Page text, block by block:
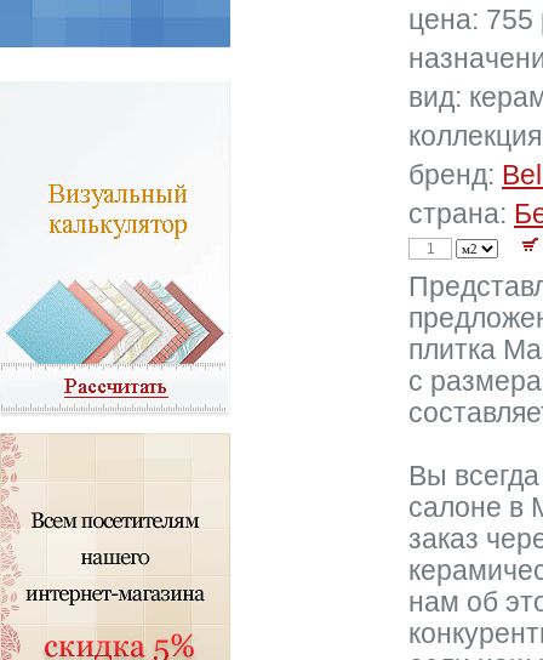
цена: 755
вид:
бренд:
страна:
плитка
с
Вы
салоне в
заказ
нам об